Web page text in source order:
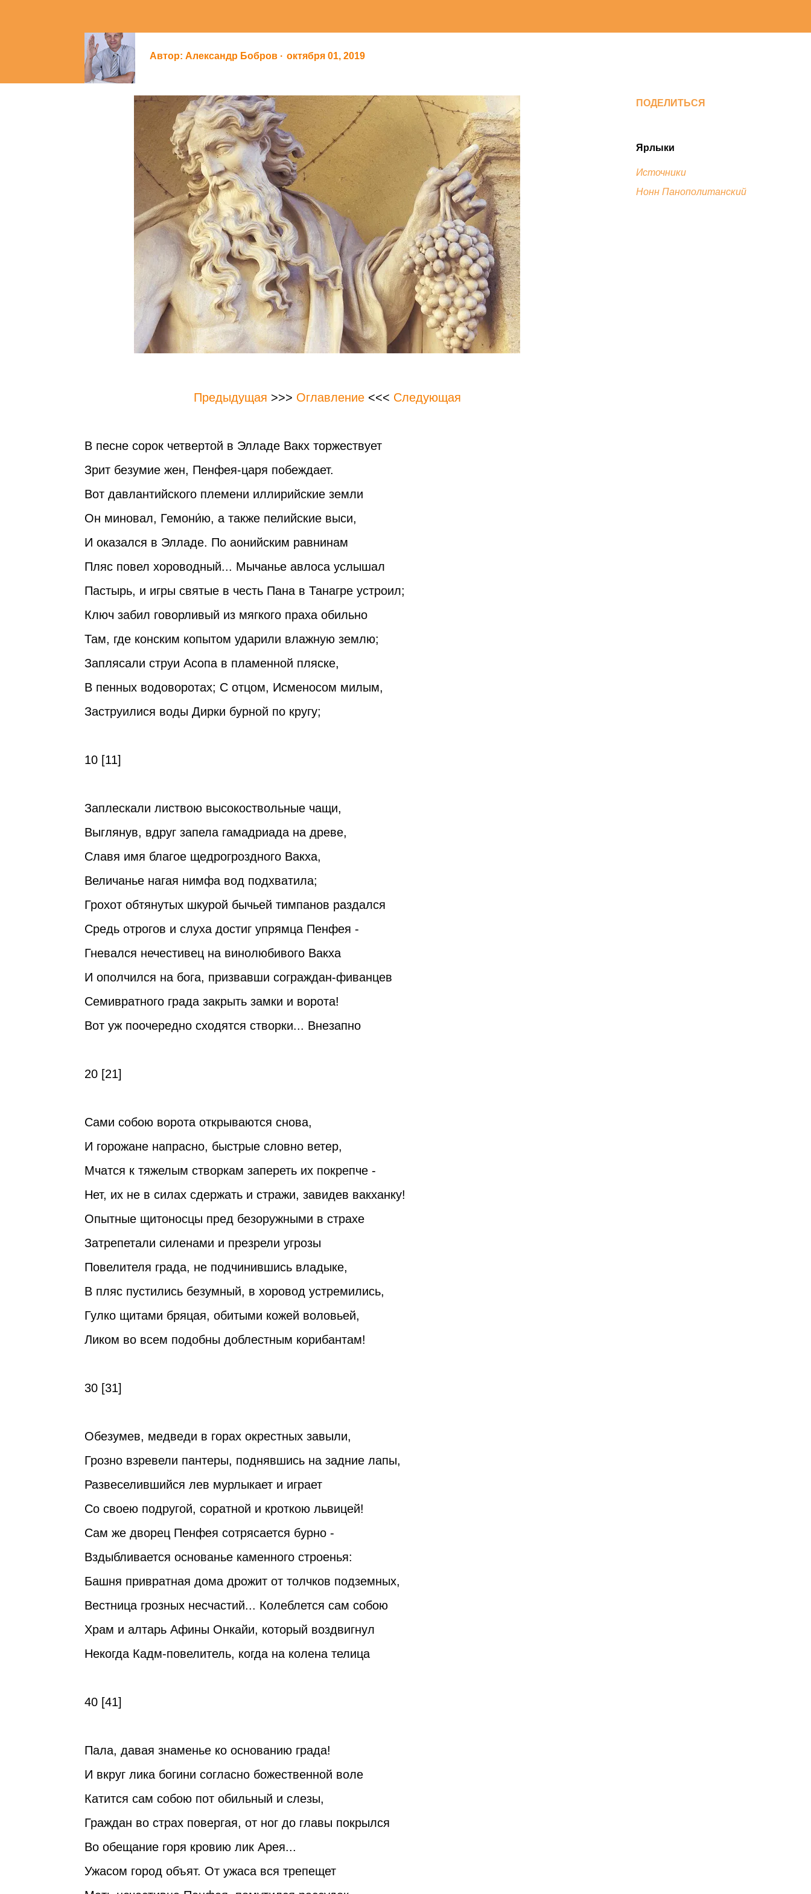
Автор: Александр Бобров октября 01, 2019
Предыдущая >>> Оглавление<<< Следующая
В песне сорок четвертой в Элладе Вакх торжествует
Зрит безумие жен, Пенфея-царя побеждает.
Вот давлантийского племени иллирийские земли
Он миновал, Гемони́ю, а также пелийские выси,
И оказался в Элладе. По аонийским равнинам
Пляс повел хороводный... Мычанье авлоса услышал
Пастырь, и игры святые в честь Пана в Танагре устроил;
Ключ забил говорливый из мягкого праха обильно
Там, где конским копытом ударили влажную землю;
Заплясали струи Асопа в пламенной пляске,
В пенных водоворотах; С отцом, Исменосом милым,
Заструилися воды Дирки бурной по кругу;
10 [11]
Заплескали листвою высокоствольные чащи,
Выглянув, вдруг запела гамадриада на древе,
Славя имя благое щедрогроздного Вакха,
Величанье нагая нимфа вод подхватила;
Грохот обтянутых шкурой бычьей тимпанов раздался
Средь отрогов и слуха достиг упрямца Пенфея -
Гневался нечестивец на винолюбивого Вакха
И ополчился на бога, призвавши сограждан-фиванцев
Семивратного града закрыть замки и ворота!
Вот уж поочередно сходятся створки... Внезапно
20 [21]
Сами собою ворота открываются снова,
И горожане напрасно, быстрые словно ветер,
Мчатся к тяжелым створкам запереть их покрепче -
Нет, их не в силах сдержать и стражи, завидев вакханку!
Опытные щитоносцы пред безоружными в страхе
Затрепетали силенами и презрели угрозы
Повелителя града, не подчинившись владыке,
В пляс пустились безумный, в хоровод устремились,
Гулко щитами бряцая, обитыми кожей воловьей,
Ликом во всем подобны доблестным корибантам!
30 [31]
Обезумев, медведи в горах окрестных завыли,
Грозно взревели пантеры, поднявшись на задние лапы,
Развеселившийся лев мурлыкает и играет
Со своею подругой, соратной и кроткою львицей!
Сам же дворец Пенфея сотрясается бурно -
Вздыбливается основанье каменного строенья:
Башня привратная дома дрожит от толчков подземных,
Вестница грозных несчастий... Колеблется сам собою
Храм и алтарь Афины Онкайи, который воздвигнул
Некогда Кадм-повелитель, когда на колена телица
40 [41]
Пала, давая знаменье ко основанию града!
И вкруг лика богини согласно божественной воле
Катится сам собою пот обильный и слезы,
Граждан во страх повергая, от ног до главы покрылся
Во обещание горя кровию лик Арея...
Ужасом город объят. От ужаса вся трепещет
ПОДЕЛИТЬСЯ
Ярлыки
Источники
Нонн Панополитанский